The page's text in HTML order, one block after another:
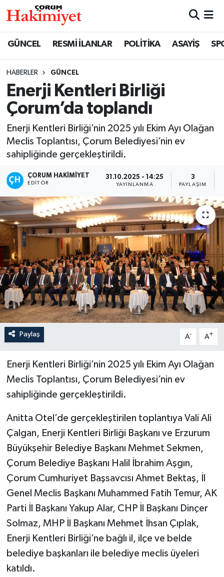
GÜNCEL RESMİ İLANLAR POLİTİKA ASAYİŞ
HABERLER GÜNCEL
Enerji Kentleri Birliği
Çorum’da toplandı
Enerji Kentleri Birliği’nin 2025 yılı Ekim Ayı Olağan
Meclis Toplantısı, Çorum Belediyesi’nin ev
sahipliğinde gerçekleştirildi.
ÇORUM HAKIMIYET
EDITÖR
31.10.2025 - 14:25
YAYINLANMA
3
PAYLAŞIM
Paylaş A- A+
Enerji Kentleri Birliği’nin 2025 yılı Ekim Ayı Olağan
Meclis Toplantısı, Çorum Belediyesi’nin ev
sahipliğinde gerçekleştirildi.
Anitta Otel’de gerçekleştirilen toplantıya Vali Ali
Çalgan, Enerji Kentleri Birliği Başkanı ve Erzurum
Büyükşehir Belediye Başkanı Mehmet Sekmen,
Çorum Belediye Başkanı Halil İbrahim Aşgın,
Çorum Cumhuriyet Başsavcısı Ahmet Bektaş, İl
Genel Meclis Başkanı Muhammed Fatih Temur, AK
Parti İl Başkanı Yakup Alar, CHP İl Başkanı Dinçer
Solmaz, MHP İl Başkanı Mehmet İhsan Çıplak,
Enerji Kentleri Birliği’ne bağlı il, ilçe ve belde
belediye başkanları ile belediye meclis üyeleri
katıldı.
SAĞLIK
ASAYİŞ
EKONOMİ
EĞİTİM
İLÇELER
OTOPARK
TEKNOLOJİ
Nöbetçi Eczaneler
Çorum Namaz Vakitleri
Trafik Durumu
Süper Lig Puan Durumu ve Fikstür
Haber Arşivi